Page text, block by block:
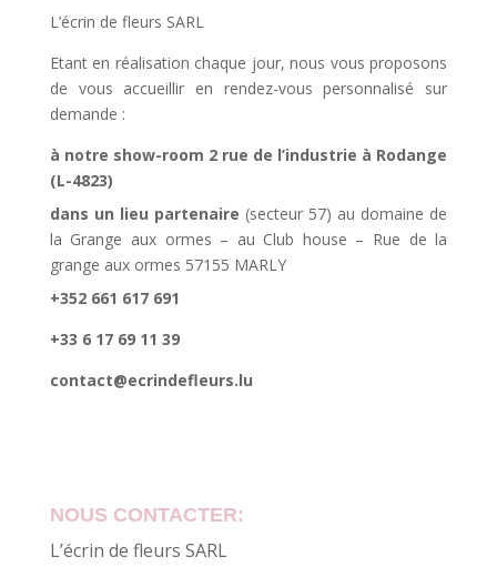
L’écrin de fleurs SARL
Etant en réalisation chaque jour, nous vous proposons
de vous accueillir en rendez-vous personnalisé sur
demande :
à notre show-room 2 rue de l’industrie à Rodange
(L-4823)
dans un lieu partenaire (secteur 57) au domaine de
la Grange aux ormes – au Club house – Rue de la
grange aux ormes 57155 MARLY
+352 661 617 691
+33 6 17 69 11 39
contact@ecrindefleurs.lu
NOUS CONTACTER:
L’écrin de fleurs SARL